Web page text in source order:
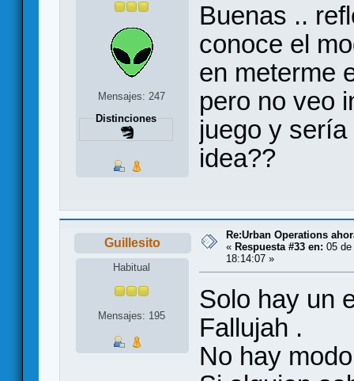
Mensajes: 247
Distinciones
Buenas ..
conoce el
en meterme
pero no veo
juego y
idea??
Guillesito
Habitual
Mensajes: 195
Re:Urban Operations
« Respuesta #33 en: 05
18:14:07 »
Solo hay un
Fallujah .
No hay